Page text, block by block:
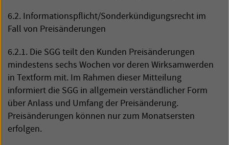
6.2. Informationspflicht/Sonderkündigungsrecht im
Fall von Preisänderungen
6.2.1. Die SGG teilt den Kunden Preisänderungen
mindestens sechs Wochen vor deren Wirksamwerden
in Textform mit. Im Rahmen dieser Mitteilung
informiert die SGG in allgemein verständlicher Form
über Anlass und Umfang der Preisänderung.
Preisänderungen können nur zum Monatsersten
erfolgen.